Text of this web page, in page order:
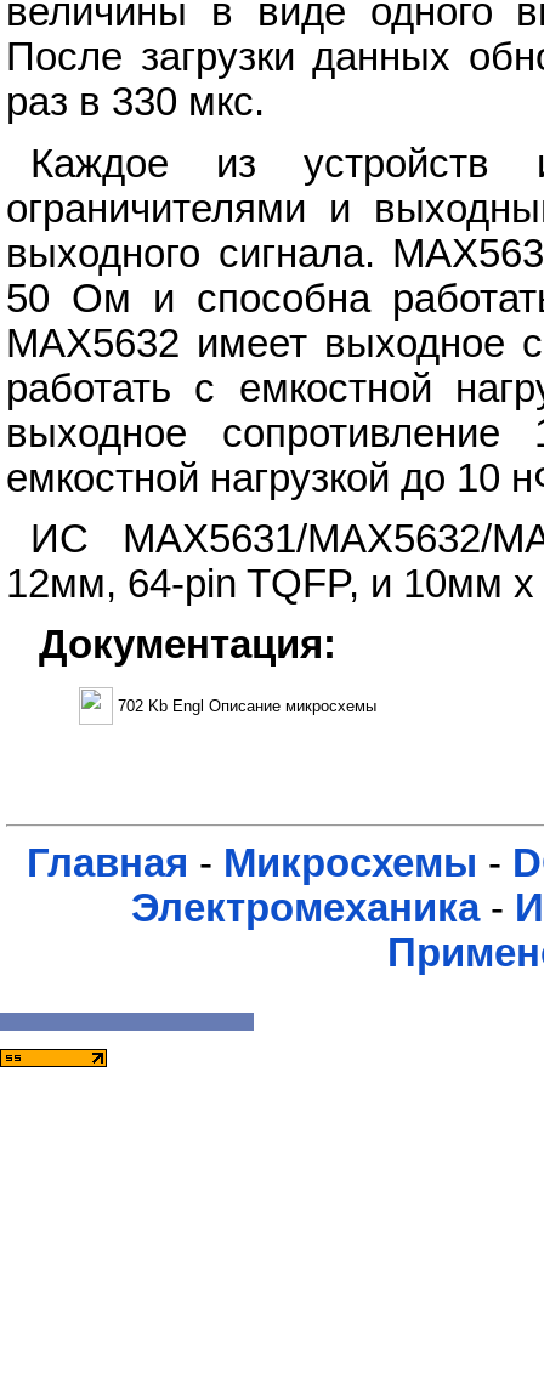
величины в виде одного
После загрузки данных
раз в 330 мкс.
Каждое из устройств
ограничителями и
выходного сигнала.
50 Ом и способна
MAX5632 имеет выходное
работать с емкостной
выходное
емкостной нагрузкой до 10
ИС MAX5631/MAX5632/
12мм, 64-pin TQFP, и 10мм
Документация:
702 Kb Engl Описание микросхемы
Главная - Микросхемы -
Электромеханика-